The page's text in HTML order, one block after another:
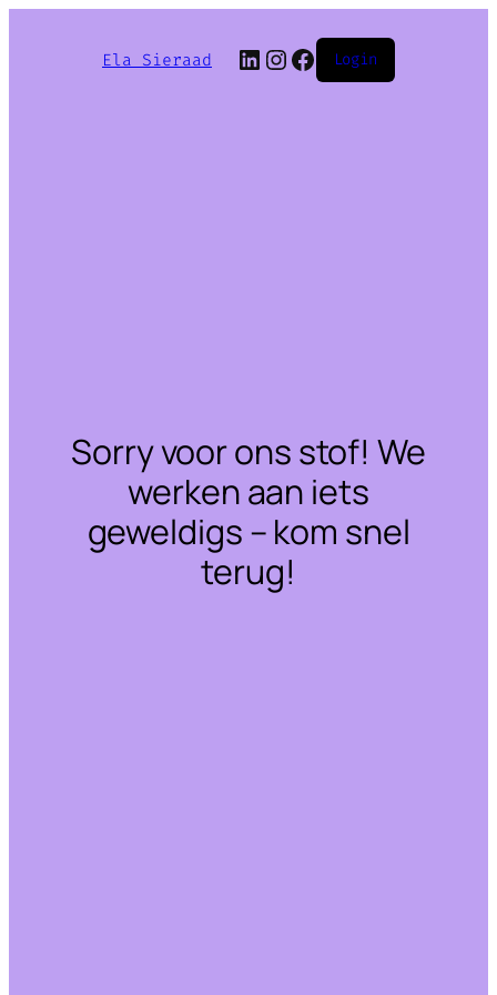
Ela Sieraad LinkedIn
Instagram
Facebook
Login
Sorry voor ons stof! We
werken aan iets
geweldigs – kom snel
terug!